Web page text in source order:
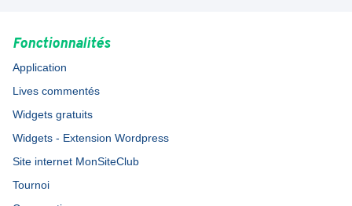
Fonctionnalités
Application
Lives commentés
Widgets gratuits
Widgets - Extension Wordpress
Site internet MonSiteClub
Tournoi